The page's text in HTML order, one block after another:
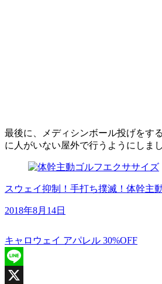
最後に、メディシンボール投げをす
に人がいない屋外で行うようにしまし
スウェイ抑制！手打ち撲滅！体幹主
2018年8月14日
キャロウェイ アパレル 30%OFF
Line